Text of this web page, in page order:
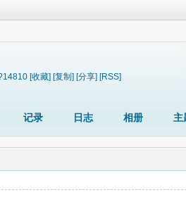
[收藏] [复制] [分享] [RSS]
记录 日志 相册 主